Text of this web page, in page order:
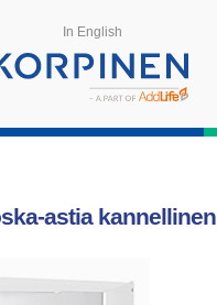
TuotteetIn English
astia kannellinen